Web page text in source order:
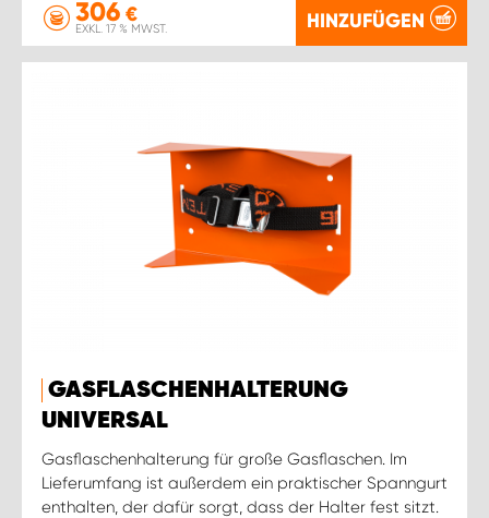
306 €
EXKL. 17 % MWST. HINZUFÜGEN
GASFLASCHENHALTERUNG
UNIVERSAL
Gasflaschenhalterung für große Gasflaschen. Im
Lieferumfang ist außerdem ein praktischer Spanngurt
enthalten, der dafür sorgt, dass der Halter fest sitzt.